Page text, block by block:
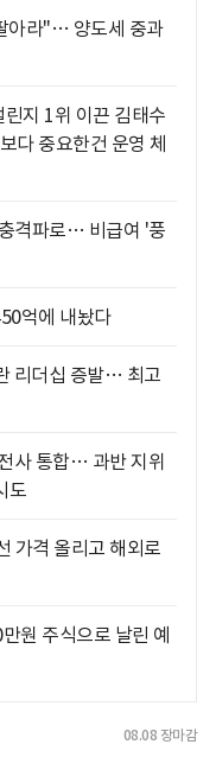
아라"… 양도세 중과
지 1위 이끈 김태수
다 중요한건 운영 체
격파로… 비급여 '풍
억에 내놨다
리더십 증발… 최고
사 통합… 과반 지위
도
가격 올리고 해외로
원 주식으로 날린 예
08.08 장마감